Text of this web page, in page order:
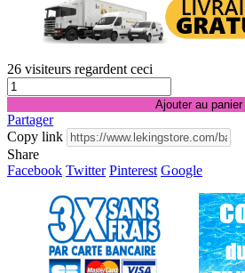
26 visiteurs regardent ceci
Ajouter au panier
Partager
Copy link
Share
Facebook Twitter Pinterest Google